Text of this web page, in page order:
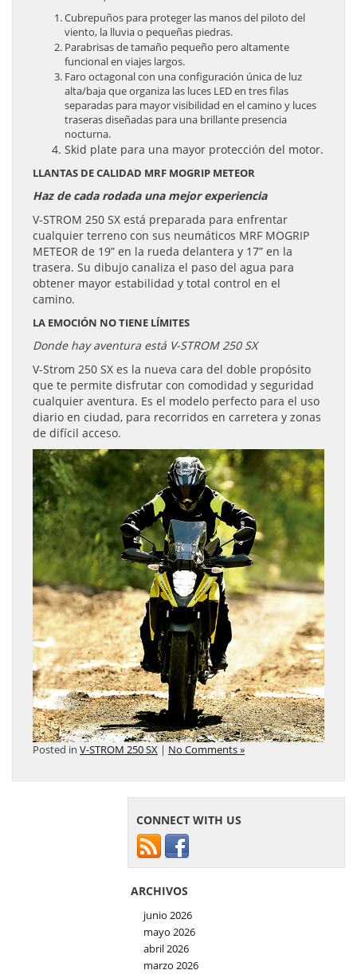
Cubrepuños para proteger las manos del piloto del
viento, la lluvia o pequeñas piedras.
Parabrisas de tamaño pequeño pero altamente
funcional en viajes largos.
Faro octagonal con una configuración única de luz
alta/baja que organiza las luces LED en tres filas
separadas para mayor visibilidad en el camino y luces
traseras diseñadas para una brillante presencia
nocturna.
Skid plate para una mayor protección del motor.
LLANTAS DE CALIDAD MRF MOGRIP METEOR
Haz de cada rodada una mejor experiencia
V-STROM 250 SX está preparada para enfrentar
cualquier terreno con sus neumáticos MRF MOGRIP
METEOR de 19” en la rueda delantera y 17” en la
trasera. Su dibujo canaliza el paso del agua para
obtener mayor estabilidad y total control en el
camino.
LA EMOCIÓN NO TIENE LÍMITES
Donde hay aventura está V-STROM 250 SX
V-Strom 250 SX es la nueva cara del doble propósito
que te permite disfrutar con comodidad y seguridad
cualquier aventura. Es el modelo perfecto para el uso
diario en ciudad, para recorridos en carretera y zonas
de difícil acceso.
Posted in V-STROM 250 SX | No Comments »
CONNECT WITH US
ARCHIVOS
junio 2026
mayo 2026
abril 2026
marzo 2026